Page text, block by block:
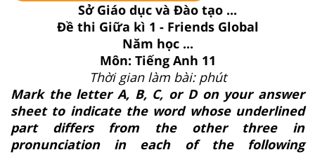
Sở Giáo dục và Đào tạo ...
Đề thi Giữa kì 1 - Friends Global
Năm học ...
Môn: Tiếng Anh 11
Thời gian làm bài: phút
Mark the letter A, B, C, or D on your answer
sheet to indicate the word whose underlined
part differs from the other three in
pronunciation in each of the following